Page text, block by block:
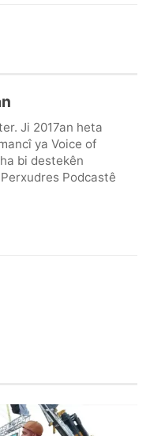
Ji 2017an heta
ya Voice of
bi destekên
Podcastê